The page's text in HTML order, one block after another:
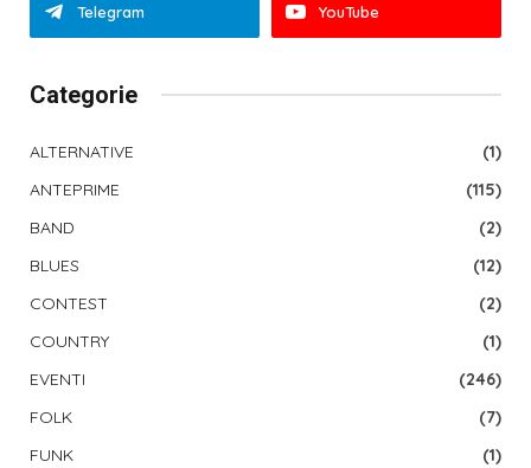
Telegram YouTube
Categorie
ALTERNATIVE
(1)
ANTEPRIME
(115)
BAND
(2)
BLUES
(12)
CONTEST
(2)
COUNTRY
(1)
EVENTI
(246)
FOLK
(7)
FUNK
(1)